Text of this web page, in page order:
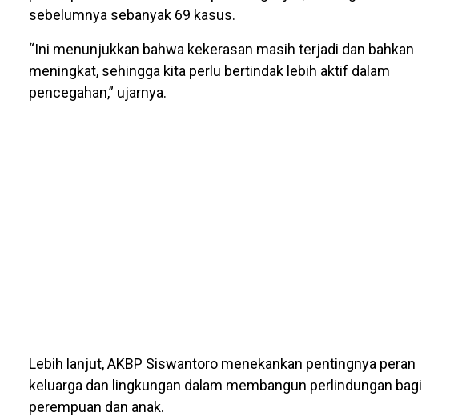
sebelumnya sebanyak 69 kasus.
“Ini menunjukkan bahwa kekerasan masih terjadi dan bahkan
meningkat, sehingga kita perlu bertindak lebih aktif dalam
pencegahan,” ujarnya.
Lebih lanjut, AKBP Siswantoro menekankan pentingnya peran
keluarga dan lingkungan dalam membangun perlindungan bagi
perempuan dan anak.